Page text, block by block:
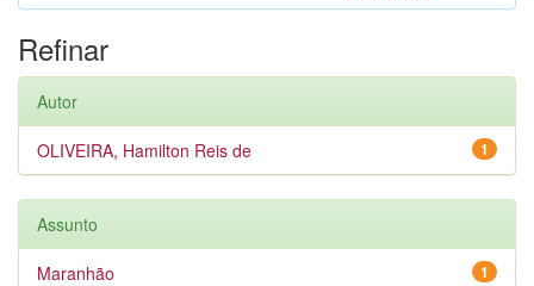
Refinar
Autor
1
OLIVEIRA, Hamilton Reis de
Assunto
1
Maranhão